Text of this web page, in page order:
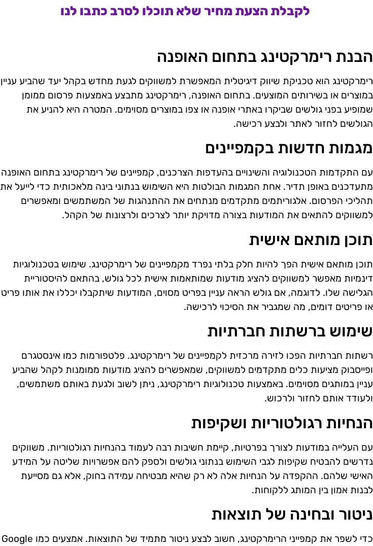
לקבלת הצעת מחיר שלא תוכלו לסרב כתבו לנו
הבנת רימרקטינג בתחום האופנה
רימרקטינג הוא טכניקת שיווק דיגיטלית המאפשרת למשווקים לגעת מחדש בקהל יעד שהביע עניין
במוצרים או בשירותים המוצעים. בתחום האופנה, רימרקטינג מתבצע באמצעות פרסום ממומן
שמופיע בפני גולשים שביקרו באתרי אופנה או צפו במוצרים מסוימים. המטרה היא להניע את
הגולשים לחזור לאתר ולבצע רכישה.
מגמות חדשות בקמפיינים
עם התקדמות הטכנולוגיה והשינויים בהעדפות הצרכנים, קמפיינים של רימרקטינג בתחום האופנה
מתעדכנים באופן תדיר. אחת המגמות הבולטות היא השימוש בנתוני בינה מלאכותית כדי לייעל את
תהליכי הפרסום. אלגוריתמים מתקדמים מנתחים את ההתנהגות של המשתמשים ומאפשרים
למשווקים להתאים את המודעות בצורה מדויקת יותר לצרכים ולרצונות של הקהל.
תוכן מותאם אישית
תוכן מותאם אישית הפך להיות חלק בלתי נפרד מקמפיינים של רימרקטינג. שימוש בטכנולוגיות
דינמיות מאפשר למשווקים להציג מודעות שמותאמות אישית לכל גולש, בהתאם להיסטוריית
הגלישה שלו. לדוגמה, אם גולש הראה עניין בפריט מסוים, המודעות שיתקבלו יכללו את אותו פריט
או פריטים דומים, מה שמגביר את הסיכוי לרכישה.
שימוש ברשתות חברתיות
רשתות חברתיות הפכו לזירה מרכזית לקמפיינים של רימרקטינג. פלטפורמות כמו אינסטגרם
ופייסבוק מציעות כלים מתקדמים למשווקים, שמאפשרים להציג מודעות ממומנות לקהל שהביע
עניין במותגים מסוימים. באמצעות טכנולוגיות רימרקטינג, ניתן לשוב ולגעת באותם משתמשים,
ולעודד אותם לחזור ולרכוש.
הנחיות רגולטוריות ושקיפות
עם העלייה במודעות לצורך בפרטיות, קיימת חשיבות רבה לעמוד בהנחיות רגולטוריות. משווקים
נדרשים להבטיח שקיפות לגבי השימוש בנתוני גולשים ולספק להם אפשרויות שליטה על המידע
האישי שלהם. ההקפדה על הנחיות אלה לא רק שהיא מבטיחה עמידה בחוק, אלא גם מסייעת
לבנות אמון בין המותג ללקוחות.
ניטור ובחינה של תוצאות
כדי לשפר את קמפייני הרימרקטינג, חשוב לבצע ניטור מתמיד של התוצאות. אמצעים כמו Google